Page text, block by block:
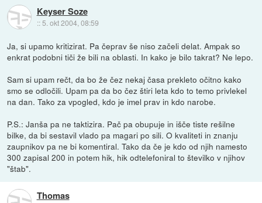
Keyser Soze
:: 5. okt 2004, 08:59
Ja, si upamo kritizirat. Pa čeprav še niso začeli delat. Ampak so
enkrat podobni tiči že bili na oblasti. In kako je bilo takrat? Ne lepo.
Sam si upam rečt, da bo že čez nekaj časa prekleto očitno kako
smo se odločili. Upam pa da bo čez štiri leta kdo to temo privlekel
na dan. Tako za vpogled, kdo je imel prav in kdo narobe.
P.S.: Janša pa ne taktizira. Pač pa obupuje in išče tiste rešilne
bilke, da bi sestavil vlado pa magari po sili. O kvaliteti in znanju
zaupnikov pa ne bi komentiral. Tako da če je kdo od njih namesto
300 zapisal 200 in potem hik, hik odtelefoniral to številko v njihov
"štab".
Thomas